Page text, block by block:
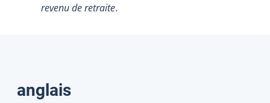
revenu de retraite.
Traductions
anglais